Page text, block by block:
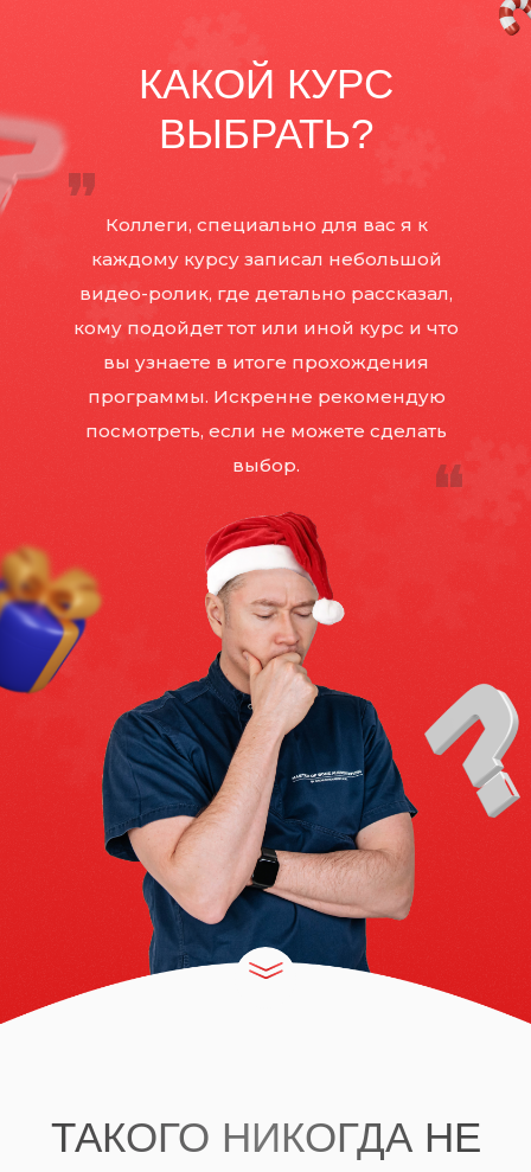
КАКОЙ КУРС
ВЫБРАТЬ?
Коллеги, специально для вас я к
каждому курсу записал небольшой
видео-ролик, где детально рассказал,
кому подойдет тот или иной курс и что
вы узнаете в итоге прохождения
программы. Искренне рекомендую
посмотреть, если не можете сделать
выбор.
ТАКОГО НИКОГДА НЕ